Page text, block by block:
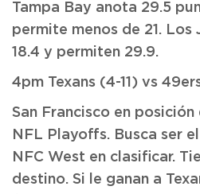
Tampa Bay anota 29.5
permite menos de 21. Los
18.4 y permiten 29.9.
4pm Texans (4-11) vs
San Francisco en
NFL Playoffs. Busca ser
NFC West en clasificar.
destino. Si le ganan a